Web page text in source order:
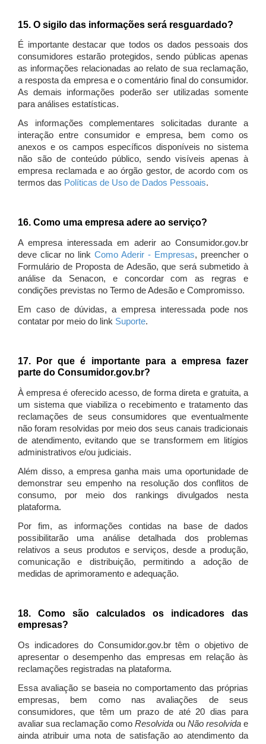
15. O sigilo das informações será resguardado?
É importante destacar que todos os dados pessoais dos
consumidores estarão protegidos, sendo públicas apenas
as informações relacionadas ao relato de sua reclamação,
a resposta da empresa e o comentário final do consumidor.
As demais informações poderão ser utilizadas somente
para análises estatísticas.
As informações complementares solicitadas durante a
interação entre consumidor e empresa, bem como os
anexos e os campos específicos disponíveis no sistema
não são de conteúdo público, sendo visíveis apenas à
empresa reclamada e ao órgão gestor, de acordo com os
termos das Políticas de Uso de Dados Pessoais.
16. Como uma empresa adere ao serviço?
A empresa interessada em aderir ao Consumidor.gov.br
deve clicar no link Como Aderir - Empresas, preencher o
Formulário de Proposta de Adesão, que será submetido à
análise da Senacon, e concordar com as regras e
condições previstas no Termo de Adesão e Compromisso.
Em caso de dúvidas, a empresa interessada pode nos
contatar por meio do link Suporte.
17. Por que é importante para a empresa fazer
parte do Consumidor.gov.br?
À empresa é oferecido acesso, de forma direta e gratuita, a
um sistema que viabiliza o recebimento e tratamento das
reclamações de seus consumidores que eventualmente
não foram resolvidas por meio dos seus canais tradicionais
de atendimento, evitando que se transformem em litígios
administrativos e/ou judiciais.
Além disso, a empresa ganha mais uma oportunidade de
demonstrar seu empenho na resolução dos conflitos de
consumo, por meio dos rankings divulgados nesta
plataforma.
Por fim, as informações contidas na base de dados
possibilitarão uma análise detalhada dos problemas
relativos a seus produtos e serviços, desde a produção,
comunicação e distribuição, permitindo a adoção de
medidas de aprimoramento e adequação.
18. Como são calculados os indicadores das
empresas?
Os indicadores do Consumidor.gov.br têm o objetivo de
apresentar o desempenho das empresas em relação às
reclamações registradas na plataforma.
Essa avaliação se baseia no comportamento das próprias
empresas, bem como nas avaliações de seus
consumidores, que têm um prazo de até 20 dias para
avaliar sua reclamação como Resolvida ou Não resolvida e
ainda atribuir uma nota de satisfação ao atendimento da